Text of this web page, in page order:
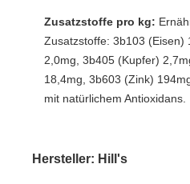
Zusatzstoffe pro kg:
Zusatzstoffe: 3b103 (Eisen)
2,0mg, 3b405 (Kupfer)
18,4mg, 3b603 (Zink)
mit natürlichem Antioxidans.
Hersteller: Hill's